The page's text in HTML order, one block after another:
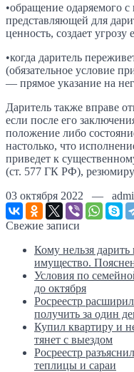
•обращение одаряемого
представляющей для
ценность, создает угрозу
•когда даритель
(обязательное условие
— прямое указание на
Даритель также вправе
если после его
положение либо
настолько, что
приведет к
(ст. 577 ГК РФ),
03 октября 2022 —
Свежие записи
Кому нельзя
имущество.
Условия по
до октября
Росреестр
получить за один
Купил квартиру и
тянет с выездом
Росреестр
теплицы и сараи